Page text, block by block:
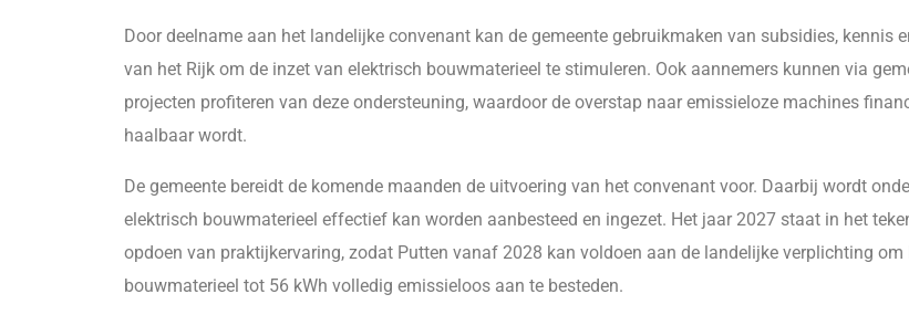
Door deelname aan het landelijke convenant kan de gemeente gebruikmaken van subsidies, kennis
van het Rijk om de inzet van elektrisch bouwmaterieel te stimuleren. Ook aannemers kunnen via
projecten profiteren van deze ondersteuning, waardoor de overstap naar emissieloze machines
haalbaar wordt.
De gemeente bereidt de komende maanden de uitvoering van het convenant voor. Daarbij wordt
elektrisch bouwmaterieel effectief kan worden aanbesteed en ingezet. Het jaar 2027 staat in het
opdoen van praktijkervaring, zodat Putten vanaf 2028 kan voldoen aan de landelijke verplichting om
bouwmaterieel tot 56 kWh volledig emissieloos aan te besteden.